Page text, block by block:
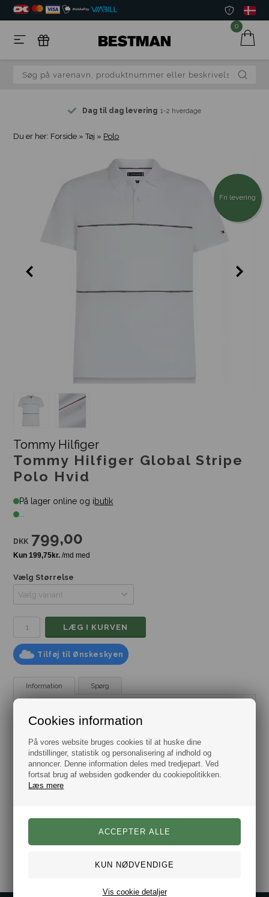
Cookies information
På vores website bruges cookies til at huske dine
indstillinger, statistik og personalisering af indhold og
annoncer. Denne information deles med tredjepart. Ved
fortsat brug af websiden godkender du cookiepolitikken.
Læs mere
Vis cookie detaljer
0
Dag til dag levering 1-2 hverdage
Du er her: Forside »Tøj » Polo
Fri levering
Tommy Hilfiger
Tommy Hilfiger Global Stripe
Polo Hvid
På lager online og ibutik
...
DKK 799,00
Vælg Størrelse
Tilføj til Ønskeskyen
Information Spørg
farvede striber og logo
Mærke:
Tommy Hilfiger
Model:Polo
Farve: Hvid
Størrelse: Flere varianter fra str. Medium til 3XL
Materiale: 96% Bomuld & 4% Elastan
2008-MW38125-YBR